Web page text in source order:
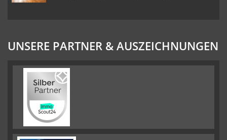
UNSERE PARTNER & AUSZEICHNUNGEN